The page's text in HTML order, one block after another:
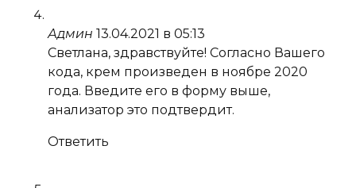
Админ 13.04.2021 в 05:13
Светлана, здравствуйте! Согласно Вашего
кода, крем произведен в ноябре 2020
года. Введите его в форму выше,
анализатор это подтвердит.
Ответить